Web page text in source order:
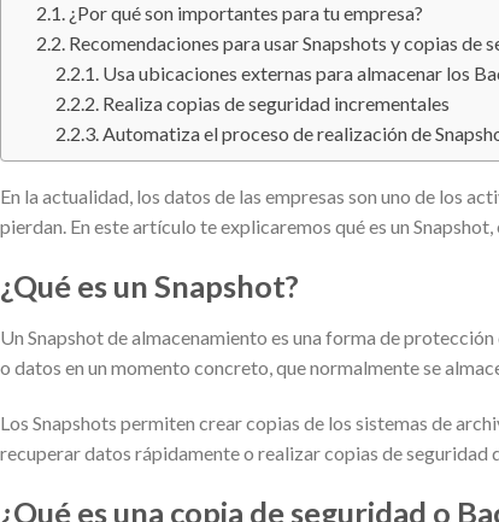
¿Por qué son importantes para tu empresa?
Recomendaciones para usar Snapshots y copias de
Usa ubicaciones externas para almacenar los
Realiza copias de seguridad incrementales
Automatiza el proceso de realización de
En la actualidad, los datos de las empresas son uno de los
pierdan. En este artículo te explicaremos qué es un
¿Qué es un Snapshot?
Un Snapshot de almacenamiento es una forma de
o datos en un momento concreto, que normalmente se
Los Snapshots permiten crear copias de los sistemas de
recuperar datos rápidamente o realizar copias de seguridad
¿Qué es una copia de seguridad o